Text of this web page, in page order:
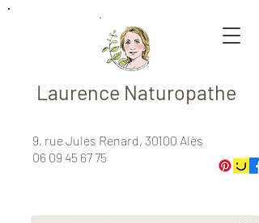
9, rue Jules Renard, 30100 Alès
06 09 45 67 75
Laurence Naturopathe